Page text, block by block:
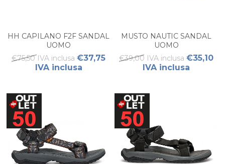
HH CAPILANO F2F SANDAL
UOMO
€75,50 IVA inclusa €37,75
IVA inclusa
MUSTO NAUTIC SANDAL
UOMO
€39,00 IVA inclusa €35,10
IVA inclusa